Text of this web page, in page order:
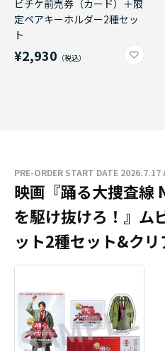
ビチケ前売券（カード）＋限
定ペアキーホルダー2種セッ
ト
¥2,930
PRE-ORDER START DATE 2026.7.17
映画『踊る大捜査線
を駆け抜けろ！』ム
ット2種セット&クリ